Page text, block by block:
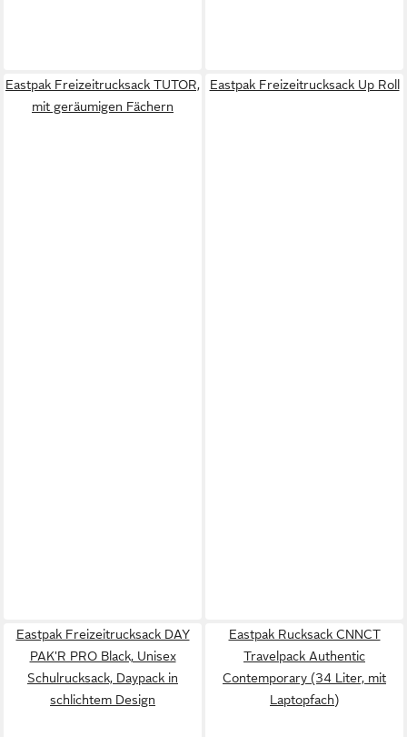
Eastpak Freizeitrucksack TUTOR,
mit geräumigen Fächern
Eastpak Freizeitrucksack Up Roll
Eastpak Freizeitrucksack DAY
PAK'R PRO Black, Unisex
Schulrucksack, Daypack in
schlichtem Design
Eastpak Rucksack CNNCT
Travelpack Authentic
Contemporary (34 Liter, mit
Laptopfach)